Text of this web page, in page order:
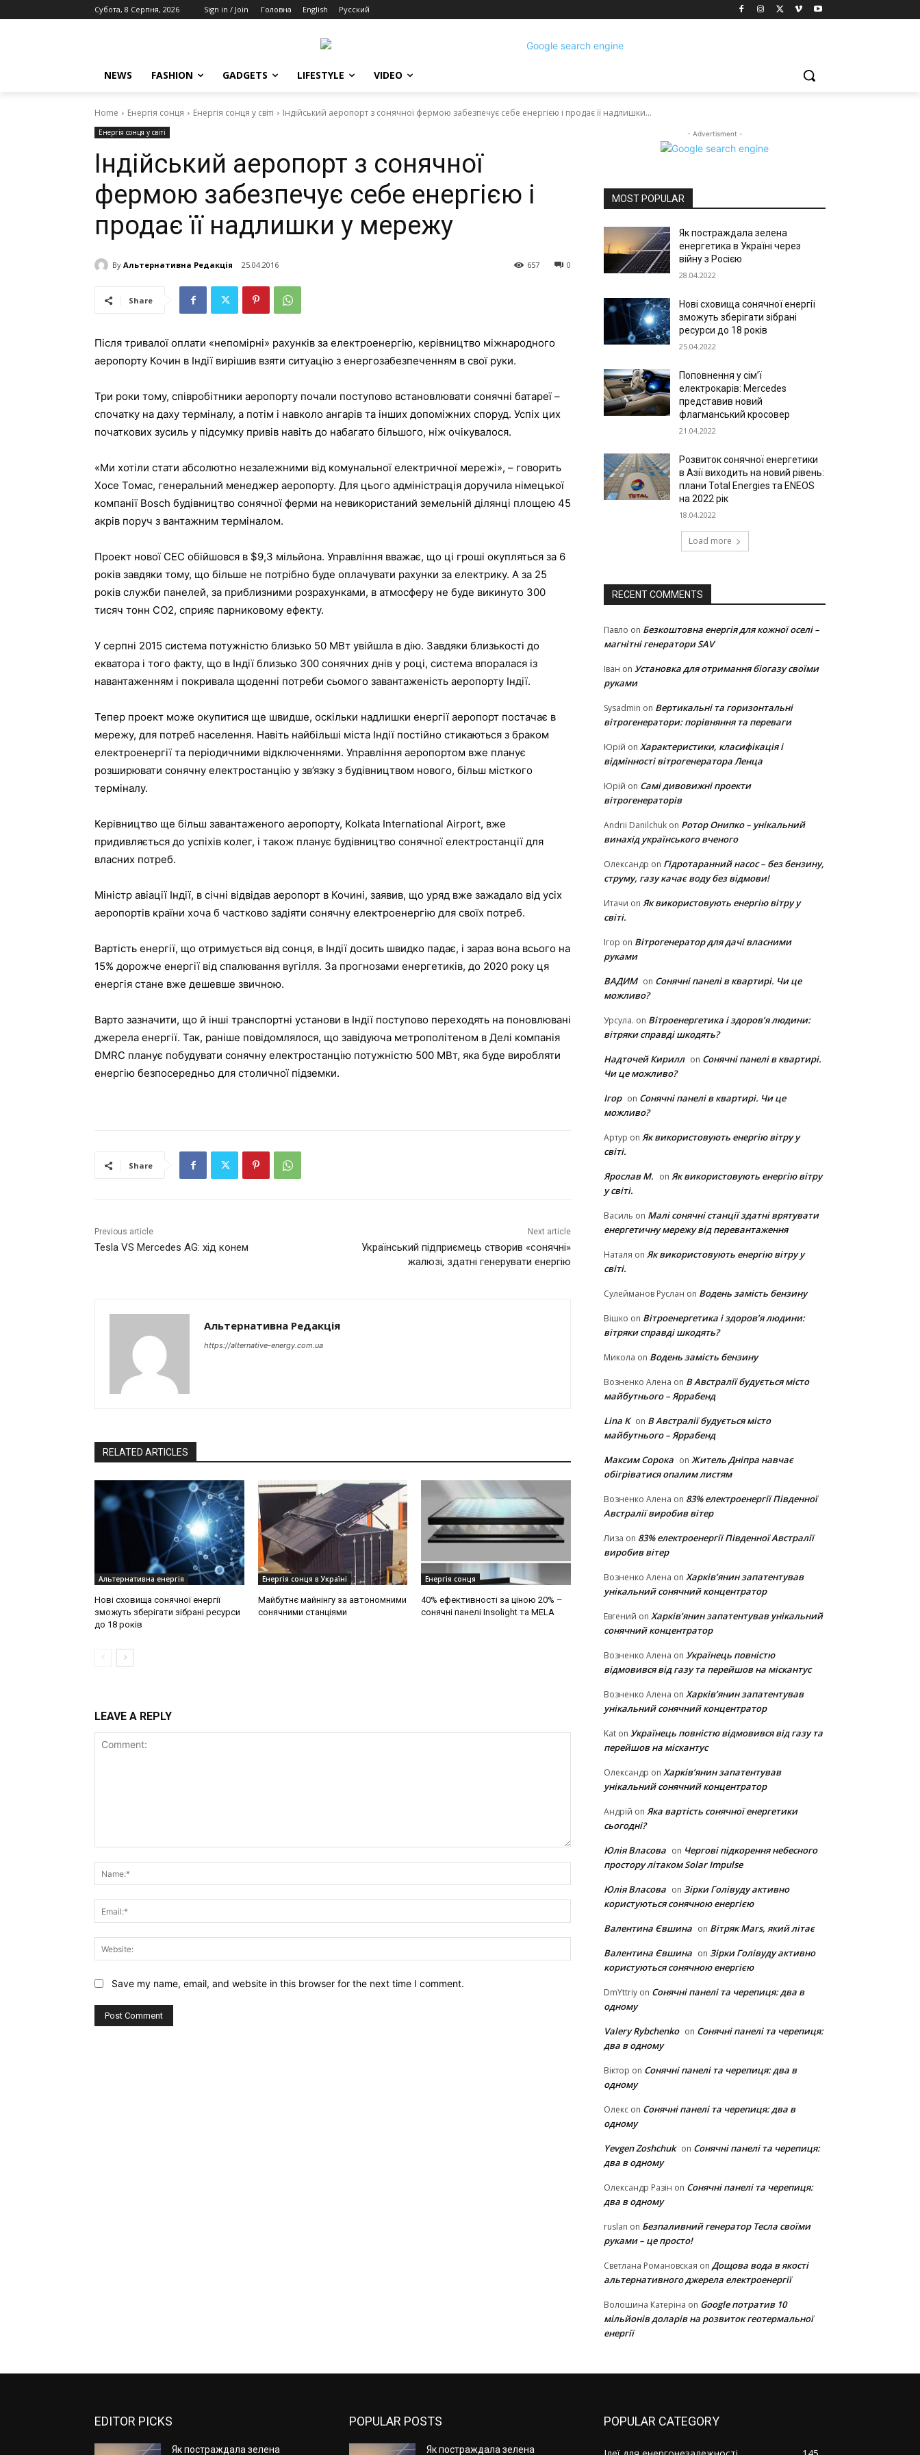
Субота, 8 Серпня, 2026 Sign in / Join Головна English Русский
NEWS FASHION GADGETS LIFESTYLE VIDEO
Home Енергія сонця Енергія сонця у світі Індійський аеропорт з сонячної фермою забезпечує себе енергією і продає її надлишки...
Енергія сонця у світі
Індійський аеропорт з сонячної
фермою забезпечує себе енергією і
продає її надлишки у мережу
By Альтернативна Редакція 25.04.2016 0
657
Share
Після тривалої оплати «непомірні» рахунків за електроенергію, керівництво міжнародного
аеропорту Кочин в Індії вирішив взяти ситуацію з енергозабезпеченням в свої руки.
Три роки тому, співробітники аеропорту почали поступово встановлювати сонячні батареї –
спочатку на даху терміналу, а потім і навколо ангарів та інших допоміжних споруд. Успіх цих
початкових зусиль у підсумку привів навіть до набагато більшого, ніж очікувалося.
«Ми хотіли стати абсолютно незалежними від комунальної електричної мережі», – говорить
Хосе Томас, генеральний менеджер аеропорту. Для цього адміністрація доручила німецької
компанії Bosch будівництво сонячної ферми на невикористаний земельній ділянці площею 45
акрів поруч з вантажним терміналом.
Проект нової СЕС обійшовся в $9,3 мільйона. Управління вважає, що ці гроші окупляться за 6
років завдяки тому, що більше не потрібно буде оплачувати рахунки за електрику. А за 25
років служби панелей, за приблизними розрахунками, в атмосферу не буде викинуто 300
тисяч тонн CO2, сприяє парниковому ефекту.
У серпні 2015 система потужністю близько 50 МВт увійшла в дію. Завдяки близькості до
екватора і того факту, що в Індії близько 300 сонячних днів у році, система впоралася із
навантаженням і покривала щоденні потреби сьомого завантаженість аеропорту Індії.
Тепер проект може окупитися ще швидше, оскільки надлишки енергії аеропорт постачає в
мережу, для потреб населення. Навіть найбільші міста Індії постійно стикаються з браком
електроенергії та періодичними відключеннями. Управління аеропортом вже планує
розширювати сонячну електростанцію у зв’язку з будівництвом нового, більш місткого
терміналу.
Керівництво ще більш завантаженого аеропорту, Kolkata International Airport, вже
придивляється до успіхів колег, і також планує будівництво сонячної електростанції для
власних потреб.
Міністр авіації Індії, в січні відвідав аеропорт в Кочині, заявив, що уряд вже зажадало від усіх
аеропортів країни хоча б частково задіяти сонячну електроенергію для своїх потреб.
Вартість енергії, що отримується від сонця, в Індії досить швидко падає, і зараз вона всього на
15% дорожче енергії від спалювання вугілля. За прогнозами енергетиків, до 2020 року ця
енергія стане вже дешевше звичною.
Варто зазначити, що й інші транспортні установи в Індії поступово переходять на поновлювані
джерела енергії. Так, раніше повідомлялося, що завідуюча метрополітеном в Делі компанія
DMRC планує побудувати сонячну електростанцію потужністю 500 МВт, яка буде виробляти
енергію безпосередньо для столичної підземки.
Share
Previous article
Tesla VS Mercedes AG: хід конем
Next article
Український підприємець створив «сонячні»
жалюзі, здатні генерувати енергію
Альтернативна Редакція
https://alternative-energy.com.ua
RELATED ARTICLES
Альтернативна енергія
Нові сховища сонячної енергії
зможуть зберігати зібрані ресурси
до 18 років
Енергія сонця в Україні
Майбутнє майнінгу за автономними
сонячними станціями
Енергія сонця
40% ефективності за ціною 20% –
сонячні панелі Insolight та MELA
LEAVE A REPLY
Save my name, email, and website in this browser for the next time I comment.
- Advertisment -
MOST POPULAR
Як постраждала зелена
енергетика в Україні через
війну з Росією
28.04.2022
Нові сховища сонячної енергії
зможуть зберігати зібрані
ресурси до 18 років
25.04.2022
Поповнення у сім’ї
електрокарів: Mercedes
представив новий
флагманський кросовер
21.04.2022
Розвиток сонячної енергетики
в Азії виходить на новий рівень:
плани Total Energies та ENEOS
на 2022 рік
18.04.2022
Load more
RECENT COMMENTS
Павло on Безкоштовна енергія для кожної оселі –
магнітні генератори SAV
Іван on Установка для отримання біогазу своїми
руками
Sysadmin on Вертикальні та горизонтальні
вітрогенератори: порівняння та переваги
Юрій on Характеристики, класифікація і
відмінності вітрогенератора Ленца
Юрій on Самі дивовижні проекти
вітрогенераторів
Andrii Danilchuk on Ротор Онипко – унікальний
винахід українського вченого
Олександр on Гідротаранний насос – без бензину,
струму, газу качає воду без відмови!
Итачи on Як використовують енергію вітру у
світі.
Ігор on Вітрогенератор для дачі власними
руками
ВАДИМ on Сонячні панелі в квартирі. Чи це
можливо?
Урсула. on Вітроенергетика і здоров’я людини:
вітряки cправді шкодять?
Надточей Кирилл on Сонячні панелі в квартирі.
Чи це можливо?
Ігор on Сонячні панелі в квартирі. Чи це
можливо?
Артур on Як використовують енергію вітру у
світі.
Ярослав М. on Як використовують енергію вітру
у світі.
Василь on Малі сонячні станції здатні врятувати
енергетичну мережу від перевантаження
Наталя on Як використовують енергію вітру у
світі.
Сулейманов Руслан on Водень замість бензину
Вішко on Вітроенергетика і здоров’я людини:
вітряки cправді шкодять?
Микола on Водень замість бензину
Возненко Алена on В Австралії будується місто
майбутнього – Яррабенд
Lina K on В Австралії будується місто
майбутнього – Яррабенд
Максим Сорока on Житель Дніпра навчає
обігріватися опалим листям
Возненко Алена on 83% електроенергії Південної
Австралії виробив вітер
Лиза on 83% електроенергії Південної Австралії
виробив вітер
Возненко Алена on Харків’янин запатентував
унікальний сонячний концентратор
Евгений on Харків’янин запатентував унікальний
сонячний концентратор
Возненко Алена on Українець повністю
відмовився від газу та перейшов на міскантус
Возненко Алена on Харків’янин запатентував
унікальний сонячний концентратор
Kat on Українець повністю відмовився від газу та
перейшов на міскантус
Олександр on Харків’янин запатентував
унікальний сонячний концентратор
Андрій on Яка вартість сонячної енергетики
сьогодні?
Юлія Власова on Чергові підкорення небесного
простору літаком Solar Impulse
Юлія Власова on Зірки Голівуду активно
користуються сонячною енергією
Валентина Євшина on Вітряк Mars, який літає
Валентина Євшина on Зірки Голівуду активно
користуються сонячною енергією
DmYttriy on Сонячні панелі та черепиця: два в
одному
Valery Rybchenko on Сонячні панелі та черепиця:
два в одному
Віктор on Сонячні панелі та черепиця: два в
одному
Олекс on Сонячні панелі та черепиця: два в
одному
Yevgen Zoshchuk on Сонячні панелі та черепиця:
два в одному
Олександр Разін on Сонячні панелі та черепиця:
два в одному
ruslan on Безпаливний генератор Тесла своїми
руками – це просто!
Светлана Романовская on Дощова вода в якості
альтернативного джерела електроенергії
Волошина Катеріна on Google потратив 10
мільйонів доларів на розвиток геотермальної
енергії
EDITOR PICKS
Як постраждала зелена
POPULAR POSTS
Як постраждала зелена
POPULAR CATEGORY